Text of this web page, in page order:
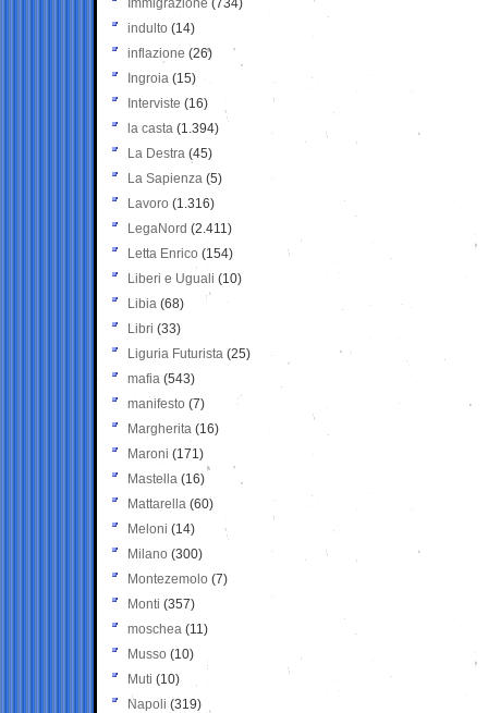
Immigrazione (734)
indulto (14)
inflazione (26)
Ingroia (15)
Interviste (16)
la casta (1.394)
La Destra (45)
La Sapienza (5)
Lavoro (1.316)
LegaNord (2.411)
Letta Enrico (154)
Liberi e Uguali (10)
Libia (68)
Libri (33)
Liguria Futurista (25)
mafia (543)
manifesto (7)
Margherita (16)
Maroni (171)
Mastella (16)
Mattarella (60)
Meloni (14)
Milano (300)
Montezemolo (7)
Monti (357)
moschea (11)
Musso (10)
Muti (10)
Napoli (319)